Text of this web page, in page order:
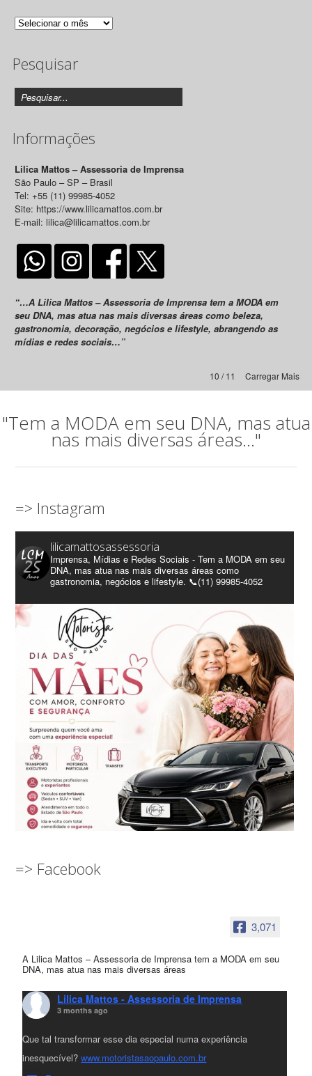
Arquivo
Releases
Pesquisar
Informações
Lilica Mattos – Assessoria de Imprensa
São Paulo – SP – Brasil
Tel: +55 (11) 99985-4052
Site: https://www.lilicamattos.com.br
E-mail: lilica@lilicamattos.com.br
“…A Lilica Mattos – Assessoria de Imprensa tem a MODA em
seu DNA, mas atua nas mais diversas áreas como beleza,
gastronomia, decoração, negócios e lifestyle, abrangendo as
mídias e redes sociais…”
Carregar Mais
10 / 11
"Tem a MODA em seu DNA, mas atua
nas mais diversas áreas..."
=> Instagram
lilicamattosassessoria
Imprensa, Mídias e Redes Sociais - Tem a MODA em seu
DNA, mas atua nas mais diversas áreas como
gastronomia, negócios e lifestyle. 📞(11) 99985-4052
=> Facebook
3,071
A Lilica Mattos – Assessoria de Imprensa tem a MODA em seu
DNA, mas atua nas mais diversas áreas
Lilica Mattos - Assessoria de Imprensa
3 months ago
Que tal transformar esse dia especial numa experiência
inesquecível?www.motoristasaopaulo.com.br